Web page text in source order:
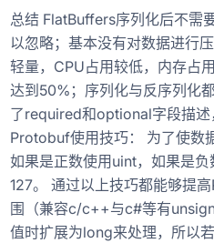
混合事务和分析处理
总结 FlatBuffers序列化后不需
以忽略；基本没有对数据进行
轻量，CPU占用较低，内存占
达到50%；序列化与反序列化
了required和optional字段描述
Protobuf使用技巧： 为了使数
如果是正数使用uint，如果是
127。 通过以上技巧都能够提
围（兼容c/c++与c#等有
值时扩展为long来处理，所以